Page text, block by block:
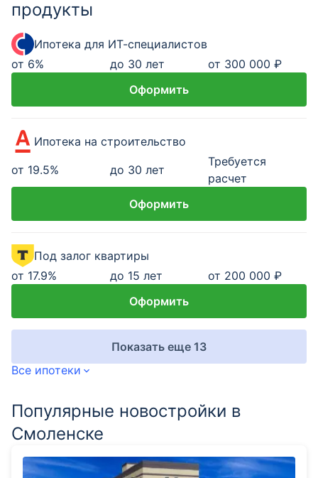
продукты
Ипотека для ИТ-специалистов
от 6% до 30 лет
от 300 000 ₽
Оформить
Ипотека на строительство
от 19.5% до 30 лет
Требуется
расчет
Оформить
Под залог квартиры
от 17.9% до 15 лет
от 200 000 ₽
Оформить
Показать еще 13
Все ипотеки
Популярные новостройки в
Смоленске